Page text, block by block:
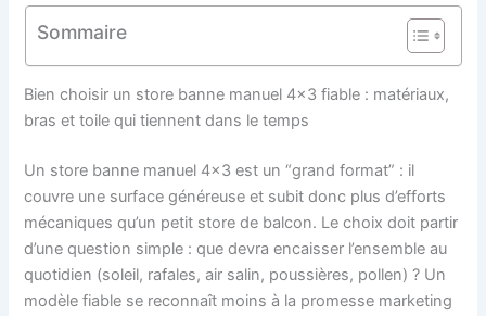
Sommaire
Bien choisir un store banne manuel 4×3 fiable : matériaux,
bras et toile qui tiennent dans le temps
Un store banne manuel 4×3 est un “grand format” : il
couvre une surface généreuse et subit donc plus d’efforts
mécaniques qu’un petit store de balcon. Le choix doit partir
d’une question simple : que devra encaisser l’ensemble au
quotidien (soleil, rafales, air salin, poussières, pollen) ? Un
modèle fiable se reconnaît moins à la promesse marketing